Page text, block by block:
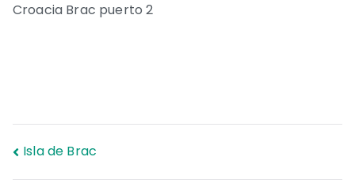
Croacia Brac puerto 2
Navegación
Isla de Brac